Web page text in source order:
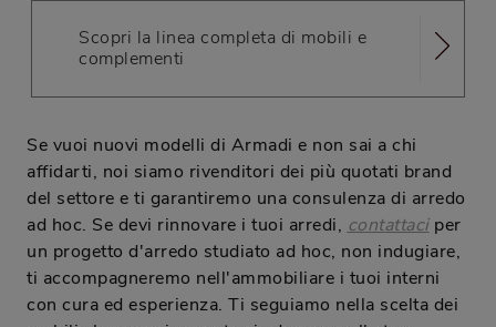
Scopri la linea completa di mobili e
complementi
Se vuoi nuovi modelli di Armadi e non sai a chi
affidarti, noi siamo rivenditori dei più quotati brand
del settore e ti garantiremo una consulenza di arredo
ad hoc. Se devi rinnovare i tuoi arredi, contattaciper
un progetto d'arredo studiato ad hoc, non indugiare,
ti accompagneremo nell'ammobiliare i tuoi interni
con cura ed esperienza. Ti seguiamo nella scelta dei